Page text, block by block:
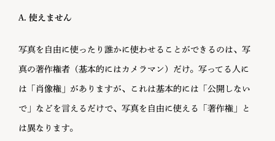
A. 使えません
写真を自由に使ったり誰かに使わせることができるのは、写
真の著作権者（基本的にはカメラマン）だけ。写ってる人に
は「肖像権」がありますが、これは基本的には「公開しない
で」などを言えるだけで、写真を自由に使える「著作権」と
は異なります。